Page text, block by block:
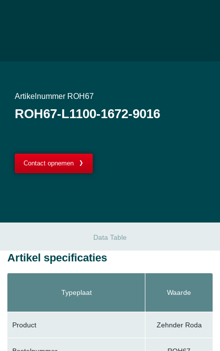
Artikelnummer ROH67
ROH67-L1100-1672-9016
Contact opnemen
Data Table
Artikel specificaties
Typeplaat Waarde
Product Zehnder Roda